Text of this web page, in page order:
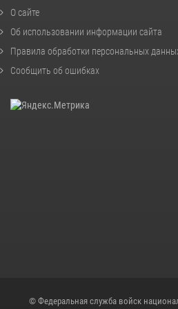
О сайте
Об использовании информации сайта
Правила обработки персональных
Сообщить об ошибках
© Федеральная служба войск